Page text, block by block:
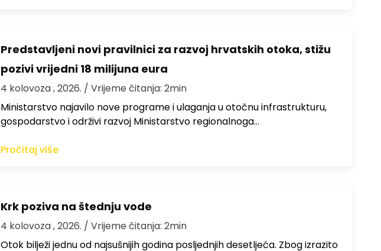
Predstavljeni novi pravilnici za razvoj hrvatskih otoka, stižu
pozivi vrijedni 18 milijuna eura
4 kolovoza , 2026. / Vrijeme čitanja: 2min
Ministarstvo najavilo nove programe i ulaganja u otočnu infrastrukturu,
gospodarstvo i održivi razvoj Ministarstvo regionalnoga…
Pročitaj više
Krk poziva na štednju vode
4 kolovoza , 2026. / Vrijeme čitanja: 2min
Otok bilježi jednu od najsušnijih godina posljednjih desetljeća. Zbog izrazito